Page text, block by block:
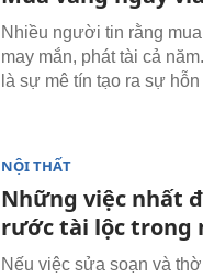
Nhiều người tin rằng
may mắn, phát tài cả
là sự mê tín tạo ra sự hỗn
NỘI THẤT
Những việc nhất
rước tài lộc trong
Nếu việc sửa soạn và